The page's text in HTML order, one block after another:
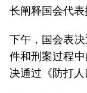
长阐释国会代表
下午，国会表
件和刑案过程
决通过《防打人